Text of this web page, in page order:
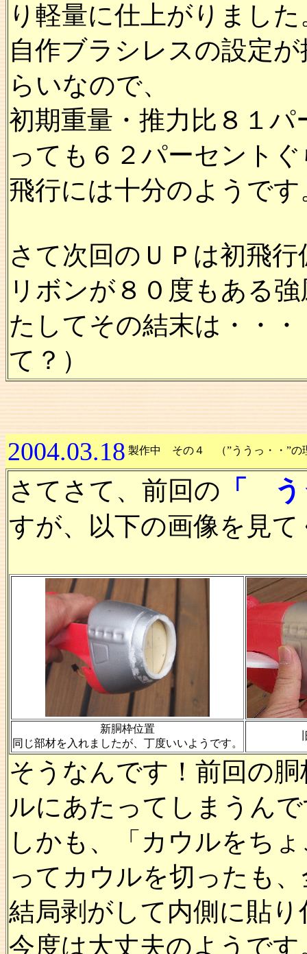
り軽量に仕上がりました
自作ブラシレスの設定
らいなので、
初期重量・推力比８１
っても６２パーセント
飛行には十分のようです
さて次回のＵＰは初飛行
リボンが８０度もある
たしてその結末は・・
て？）
2004.03.18 製作中 その４ （”ううっ・・”の
さてさて、前回の 「
すが、以下の画像を見
新胴枠位置
同じ部材を入れましたが、丁度いいようです。
そうなんです！前回の
ルにあたってしまうん
しかも、「カウルをち
ってカウルを切ったも
結局剥がして内側に貼
今度は大丈夫のようです